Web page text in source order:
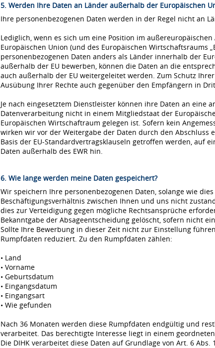
5. Werden Ihre Daten an Länder außerhalb der Europäischen
Ihre personenbezogenen Daten werden in der Regel nicht an
Lediglich, wenn es sich um eine Position im
Europäischen Union (und des Europäischen Wirtschaftsraums
personenbezogenen Daten anders als Länder innerhalb der
außerhalb der EU bewerben, können die Daten an die
auch außerhalb der EU weitergeleitet werden. Zum Schutz
Ausübung Ihrer Rechte auch gegenüber den Empfängern in
Je nach eingesetztem Dienstleister können ihre Daten an
Datenverarbeitung nicht in einem Mitgliedstaat der
Europäischen Wirtschaftraum gelegen ist. Sofern kein
wirken wir vor der Weitergabe der Daten durch den
Basis der EU-Standardvertragsklauseln getroffen werden, auf
Daten außerhalb des EWR hin.
6. Wie lange werden meine Daten gespeichert?
Wir speichern Ihre personenbezogenen Daten, solange wie
Beschäftigungsverhältnis zwischen Ihnen und uns nicht
dies zur Verteidigung gegen mögliche Rechtsansprüche
Bekanntgabe der Absageentscheidung gelöscht, sofern nicht
Sollte Ihre Bewerbung in dieser Zeit nicht zur Einstellung
Rumpfdaten reduziert. Zu den Rumpfdaten zählen:
• Land
• Vorname
• Geburtsdatum
• Eingangsdatum
• Eingangsart
• Wie gefunden
Nach 36 Monaten werden diese Rumpfdaten endgültig und
verarbeitet. Das berechtigte Interesse liegt in einem
Die DIHK verarbeitet diese Daten auf Grundlage von Art. 6 Abs.